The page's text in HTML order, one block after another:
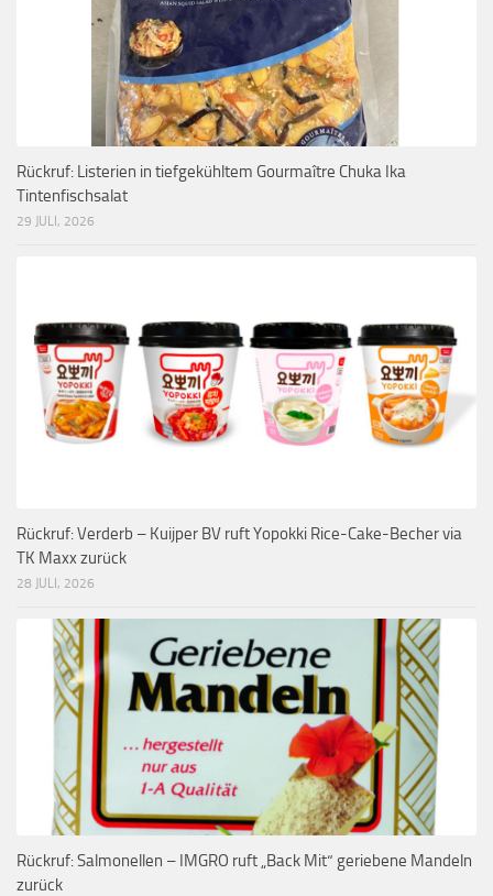
Rückruf: Listerien in tiefgekühltem Gourmaître Chuka Ika
Tintenfischsalat
29 JULI, 2026
Rückruf: Verderb – Kuijper BV ruft Yopokki Rice-Cake-Becher via
TK Maxx zurück
28 JULI, 2026
Rückruf: Salmonellen – IMGRO ruft „Back Mit“ geriebene Mandeln
zurück